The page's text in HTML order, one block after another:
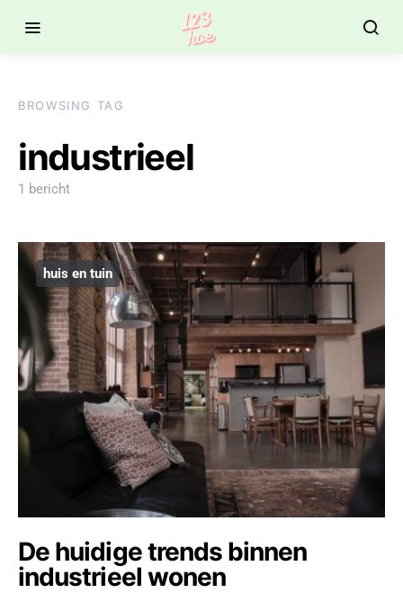
BROWSING TAG
industrieel
1 bericht
huis en tuin
De huidige trends binnen
industrieel wonen